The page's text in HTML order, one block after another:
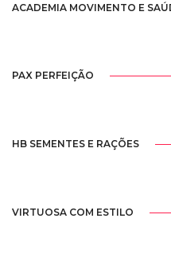
ACADEMIA MOVIMENTO E
PAX PERFEIÇÃO
HB SEMENTES E RAÇÕES
VIRTUOSA COM ESTILO